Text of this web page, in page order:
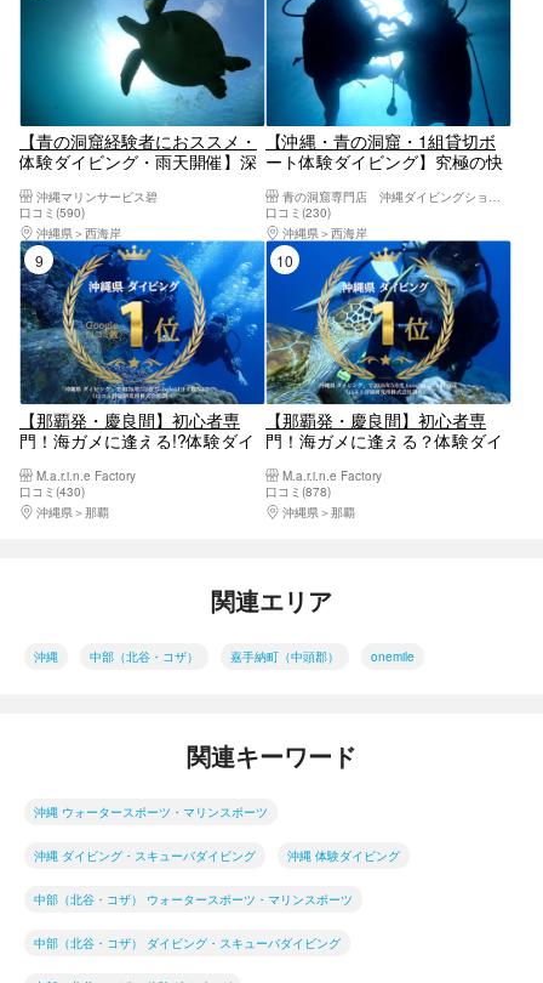
【青の洞窟経験者におススメ・
体験ダイビング・雨天開催】深
心の完全貸し切りツアー☆手ぶ
らでOK☆当日予約・初心者、泳
げない方大歓迎！☆シャワード
ライヤー完備！
沖縄マリンサービス碧
口コミ(590)
沖縄県
西海岸
【沖縄・青の洞窟・1組貸切ボ
ート体験ダイビング】究極の快
使用●青の洞窟高確率◯Insta360
＆GoPro13導入☆写真動画無
料！魚餌付無料・充実アメニテ
ィーが自慢
青の洞窟専門店 沖縄ダイビングショップ和
口コミ(230)
沖縄県
西海岸
9位
【那覇発・慶良間】初心者専
門！海ガメに逢える!?体験ダイ
2025年4月Google口コミ数「沖
縄ダイビング」第１位
M.a.r.i.n.e Factory
口コミ(430)
沖縄県
那覇
10位
【那覇発・慶良間】初心者専
門！海ガメに逢える？体験ダイ
｜2025年4月Google口コミ数
「沖縄ダイビング」第１位
M.a.r.i.n.e Factory
口コミ(878)
沖縄県
那覇
関連エリア
沖縄 中部（北谷・コザ） 嘉手納町（中頭郡） onemile
関連キーワード
沖縄 ウォータースポーツ・マリンスポーツ
沖縄 ダイビング・スキューバダイビング 沖縄 体験ダイビング
中部（北谷・コザ） ウォータースポーツ・マリンスポーツ
中部（北谷・コザ） ダイビング・スキューバダイビング